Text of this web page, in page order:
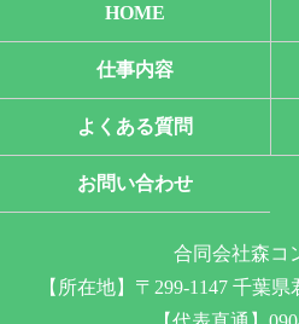
HOME
仕事内容
よくある質問
お問い合わせ
合同会社森コ
【所在地】〒299-1147 千葉